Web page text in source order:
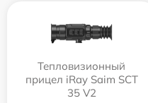
Тепловизионный
прицел iRay Saim SCT
35 V2